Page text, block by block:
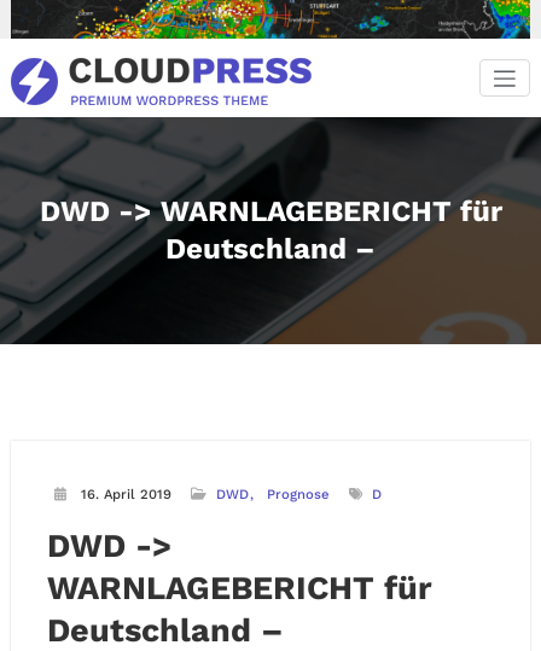
Inhalt
springen
DWD -> WARNLAGEBERICHT für
Deutschland –
16. April 2019 DWD Prognose D
DWD ->
WARNLAGEBERICHT für
Deutschland –